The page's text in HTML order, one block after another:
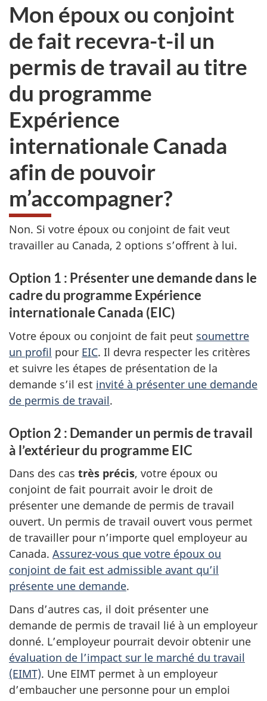
Mon époux ou conjoint
de fait recevra-t-il un
permis de travail au titre
du programme
Expérience
internationale Canada
afin de pouvoir
m’accompagner?
Non. Si votre époux ou conjoint de fait veut
travailler au Canada, 2 options s’offrent à lui.
Option 1 : Présenter une demande dans le
cadre du programme Expérience
internationale Canada (EIC)
Votre époux ou conjoint de fait peut soumettre
un profil pour EIC. Il devra respecter les critères
et suivre les étapes de présentation de la
demande s’il est invité à présenter une demande
de permis de travail.
Option 2 : Demander un permis de travail
à l’extérieur du programme EIC
Dans des cas très précis, votre époux ou
conjoint de fait pourrait avoir le droit de
présenter une demande de permis de travail
ouvert. Un permis de travail ouvert vous permet
de travailler pour n’importe quel employeur au
Canada. Assurez-vous que votre époux ou
conjoint de fait est admissible avant qu’il
présente une demande.
Dans d’autres cas, il doit présenter une
demande de permis de travail lié à un employeur
donné. L’employeur pourrait devoir obtenir une
évaluation de l’impact sur le marché du travail
(EIMT). Une EIMT permet à un employeur
d’embaucher une personne pour un emploi